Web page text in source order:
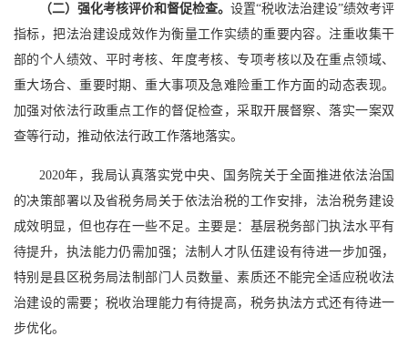
（二）强化考核评价和督促检查。 设置“税收法治建设”绩效考评
指标，把法治建设成效作为衡量工作实绩的重要内容。注重收集干
部的个人绩效、平时考核、年度考核、专项考核以及在重点领域、
重大场合、重要时期、重大事项及急难险重工作方面的动态表现。
加强对依法行政重点工作的督促检查，采取开展督察、落实一案双
查等行动，推动依法行政工作落地落实。
2020年，我局认真落实党中央、国务院关于全面推进依法治国
的决策部署以及省税务局关于依法治税的工作安排，法治税务建设
成效明显，但也存在一些不足。主要是：基层税务部门执法水平有
待提升，执法能力仍需加强；法制人才队伍建设有待进一步加强，
特别是县区税务局法制部门人员数量、素质还不能完全适应税收法
治建设的需要；税收治理能力有待提高，税务执法方式还有待进一
步优化。